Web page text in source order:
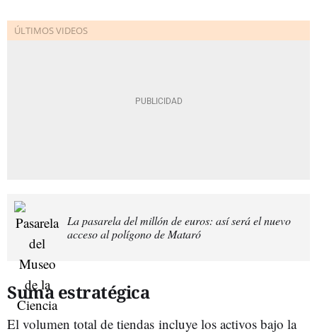
La pasarela del millón de euros: así será el nuevo
acceso al polígono de Mataró
Suma estratégica
El volumen total de tiendas incluye los activos bajo la